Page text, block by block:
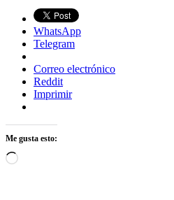
WhatsApp
Telegram
Correo electrónico
Reddit
Imprimir
Me gusta esto:
Cargando...